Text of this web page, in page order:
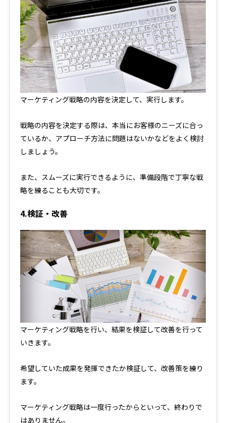
マーケティング戦略の内容を決定して、実行します。
戦略の内容を決定する際は、本当にお客様のニーズに合っ
ているか、アプローチ方法に問題はないかなどをよく検討
しましょう。
また、スムーズに実行できるように、準備段階で丁寧な戦
略を練ることも大切です。
4.検証・改善
マーケティング戦略を行い、結果を検証して改善を行って
いきます。
希望していた成果を発揮できたか検証して、改善策を練り
ます。
マーケティング戦略は一度行ったからといって、終わりで
はありません。